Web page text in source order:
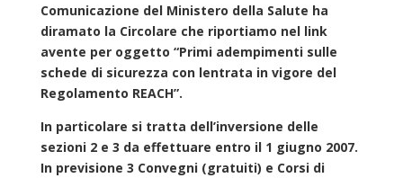
Comunicazione del Ministero della Salute ha
diramato la Circolare che riportiamo nel link
avente per oggetto “Primi adempimenti sulle
schede di sicurezza con lentrata in vigore del
Regolamento REACH”.
In particolare si tratta dell’inversione delle
sezioni 2 e 3 da effettuare entro il 1 giugno 2007.
In previsione 3 Convegni (gratuiti) e Corsi di